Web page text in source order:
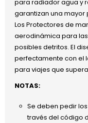
para radiador agua y
garantizan una mayor
Los Protectores de
aerodinámica para
posibles detritos. El
perfectamente con el
para viajes que
NOTAS:
Se deben pedir
través del código